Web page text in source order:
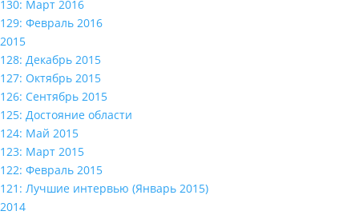
130: Март 2016
129: Февраль 2016
2015
128: Декабрь 2015
127: Октябрь 2015
126: Сентябрь 2015
125: Достояние области
124: Май 2015
123: Март 2015
122: Февраль 2015
121: Лучшие интервью (Январь 2015)
2014